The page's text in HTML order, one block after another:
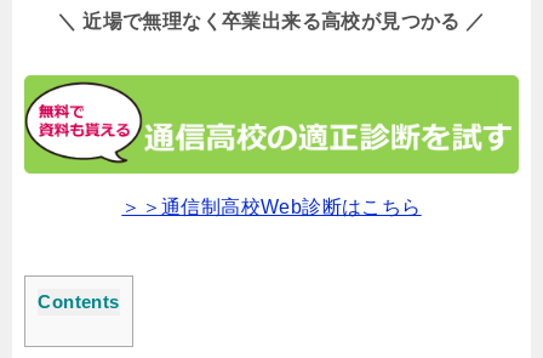
＼ 近場で無理なく卒業出来る高校が見つかる ／
＞＞通信制高校Web診断はこちら
Contents